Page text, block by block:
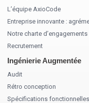
L’équipe AxioCode
Entreprise innovante :
Notre charte d’engagements
Recrutement
Ingénierie Augmentée
Audit
Rétro conception
Spécifications fonctionnelles